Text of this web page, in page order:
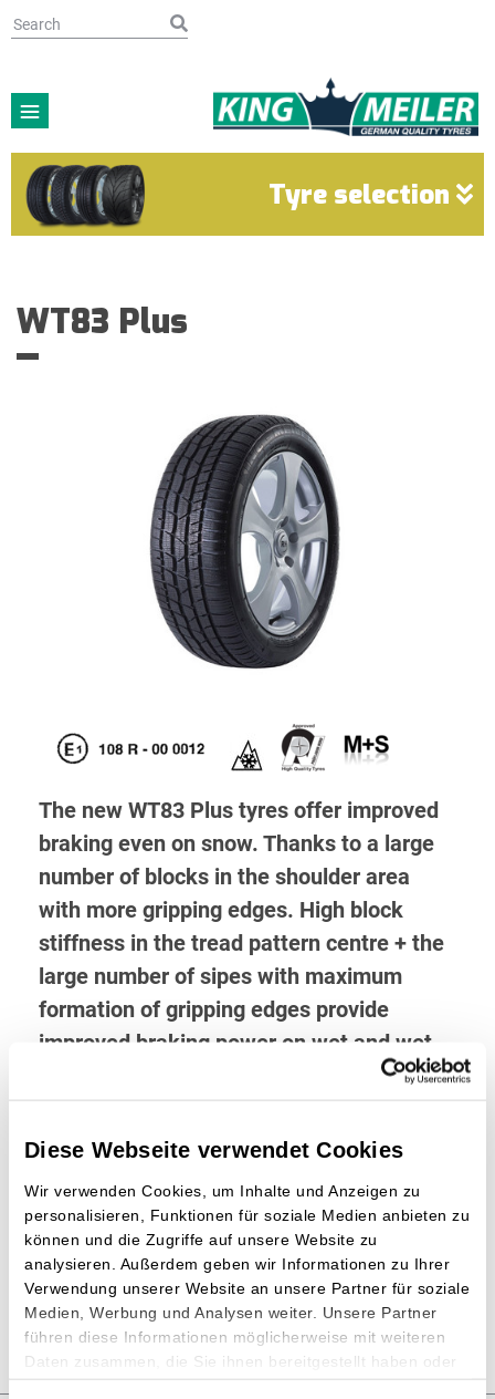
Diese Webseite verwendet Cookies
Wir verwenden Cookies, um Inhalte und Anzeigen zu
personalisieren, Funktionen für soziale Medien anbieten zu
können und die Zugriffe auf unsere Website zu
analysieren. Außerdem geben wir Informationen zu Ihrer
Verwendung unserer Website an unsere Partner für soziale
Medien, Werbung und Analysen weiter. Unsere Partner
führen diese Informationen möglicherweise mit weiteren
Daten zusammen, die Sie ihnen bereitgestellt haben oder
die sie im Rahmen Ihrer Nutzung der Dienste gesammelt
Tyre selection
WT83 Plus
The new WT83 Plus tyres offer improved
braking even on snow. Thanks to a large
number of blocks in the shoulder area
with more gripping edges. High block
stiffness in the tread pattern centre + the
large number of sipes with maximum
formation of gripping edges provide
improved braking power on wet and wet
17''
225/50 R17 94H
225/50 R17 94H RUNFLAT
225/50 R17 98H XL